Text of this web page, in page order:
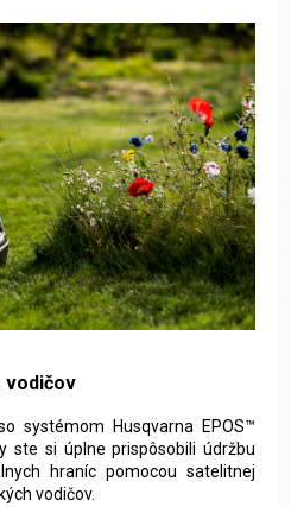
vodičov
systémom Husqvarna EPOS™
ste si úplne prispôsobili údržbu
hraníc pomocou satelitnej
vodičov.